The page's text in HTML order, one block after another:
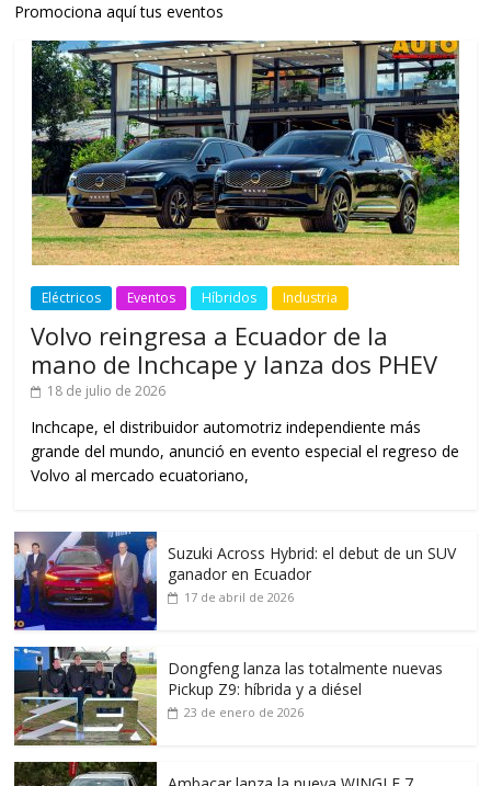
Promociona aquí tus eventos
Eléctricos Eventos Híbridos Industria
Volvo reingresa a Ecuador de la
mano de Inchcape y lanza dos PHEV
18 de julio de 2026
Inchcape, el distribuidor automotriz independiente más
grande del mundo, anunció en evento especial el regreso de
Volvo al mercado ecuatoriano,
Suzuki Across Hybrid: el debut de un SUV
ganador en Ecuador
17 de abril de 2026
Dongfeng lanza las totalmente nuevas
Pickup Z9: híbrida y a diésel
23 de enero de 2026